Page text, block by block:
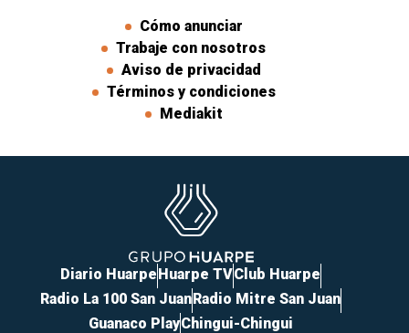
Cómo anunciar
Trabaje con nosotros
Aviso de privacidad
Términos y condiciones
Mediakit
Diario HuarpeHuarpe TVClub Huarpe
Radio La 100 San JuanRadio Mitre San Juan
Guanaco PlayChingui-Chingui